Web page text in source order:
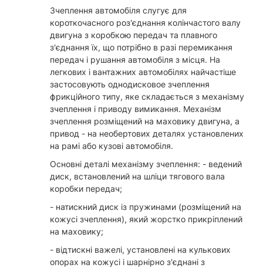
Зчеплення автомобіля слугує для
короткочасного роз'єднання колінчастого валу
двигуна з коробкою передач та плавного
з'єднання їх, що потрібно в разі перемикання
передач і рушання автомобіля з місця. На
легкових і вантажних автомобілях найчастіше
застосовують однодисковое зчеплення
фрикційного типу, яке складається з механізму
зчеплення і приводу вимикання. Механізм
зчеплення розміщений на маховику двигуна, а
привод - на необертових деталях установлених
на рамі або кузові автомобіля.
Основні деталі механізму зчеплення: - ведений
диск, встановлений на шліци тягового вала
коробки передач;
- натискний диск із пружинами (розміщений на
кожусі зчеплення), який жорстко прикріплений
на маховику;
- відтискні важелі, установлені на кулькових
опорах на кожусі і шарнірно з'єднані з